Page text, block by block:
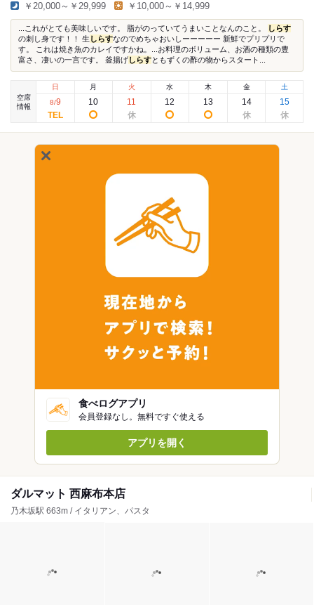
￥20,000～￥29,999 ￥10,000～￥14,999
...これがとても美味しいです。 脂がのっていてうまいことなんのこと。
しらす
の刺し身です！！ 生 しらすなのでめちゃおいしーーーーー 新鮮でプリプリで
す。 これは焼き魚のカレイですかね。...お料理のボリューム、お酒の種類の豊
富さ、凄いの一言です。 釜揚げしらすともずくの酢の物からスタート...
空席
情報
日
8/9
月
10
火
11
水
12
木
13
金
14
土
15
食べログアプリ
会員登録なし。無料ですぐ使える
アプリを開く
ダルマット 西麻布本店
乃木坂駅 663m / イタリアン、パスタ